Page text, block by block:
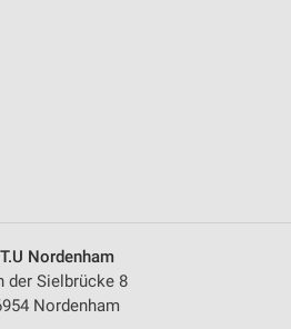
Nordenham
der Sielbrücke 8
Nordenham
angeforderten Informationen